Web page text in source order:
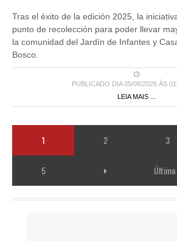
Tras el éxito de la edición 2025, la
punto de recolección para poder llevar
la comunidad del Jardín de Infantes y
Bosco.
PUBLICADO DIA 05/08/2026 ÀS
LEIA MAIS ...
1 2 3
5 Última